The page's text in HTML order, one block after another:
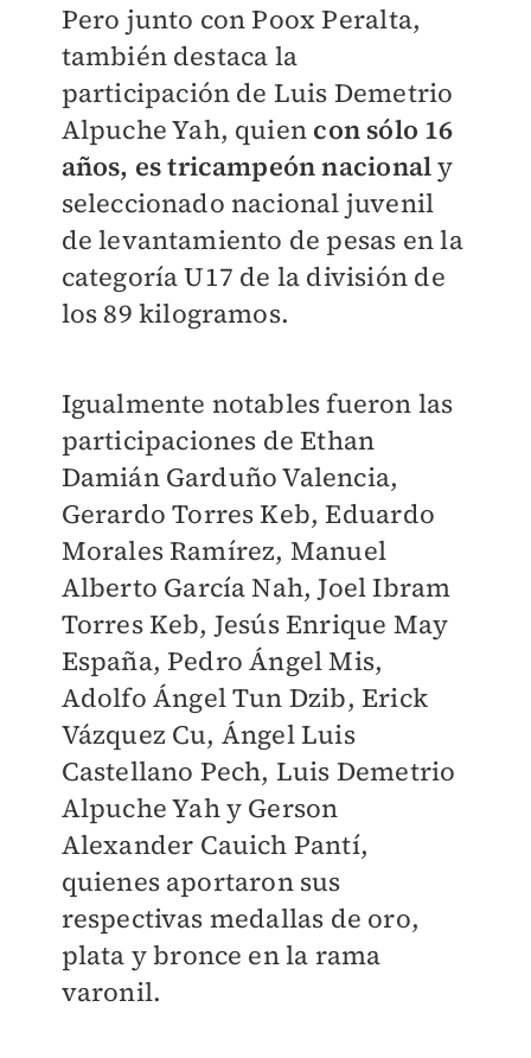
Pero junto con Poox Peralta,
también destaca la
participación de Luis Demetrio
Alpuche Yah, quien con sólo 16
años, es tricampeón nacionaly
seleccionado nacional juvenil
de levantamiento de pesas en la
categoría U17 de la división de
los 89 kilogramos.
Igualmente notables fueron las
participaciones de Ethan
Damián Garduño Valencia,
Gerardo Torres Keb, Eduardo
Morales Ramírez, Manuel
Alberto García Nah, Joel Ibram
Torres Keb, Jesús Enrique May
España, Pedro Ángel Mis,
Adolfo Ángel Tun Dzib, Erick
Vázquez Cu, Ángel Luis
Castellano Pech, Luis Demetrio
Alpuche Yah y Gerson
Alexander Cauich Pantí,
quienes aportaron sus
respectivas medallas de oro,
plata y bronce en la rama
varonil.